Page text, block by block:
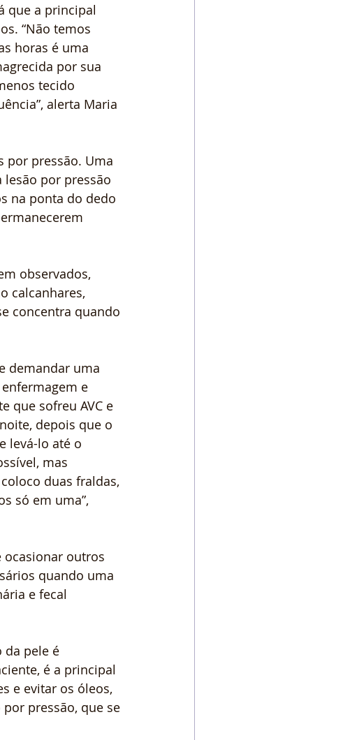
que a principal
“Não temos
horas é uma
por sua
tecido
alerta Maria
por pressão. Uma
por pressão
na ponta do dedo
observados,
calcanhares,
concentra quando
demandar uma
e
que sofreu AVC e
depois que o
levá-lo até o
mas
duas fraldas,
só em uma”,
outros
quando uma
e fecal
da pele é
é a principal
e evitar os óleos,
pressão, que se